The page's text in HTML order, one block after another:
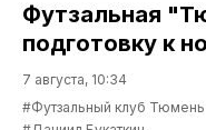
Футзальная
подготовку к
7 августа, 10:34
#Футзальный клуб Тюмень